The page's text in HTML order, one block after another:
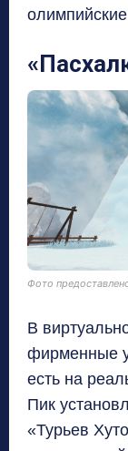
Фото
В
фирменные
есть на
Пик
«Турьев